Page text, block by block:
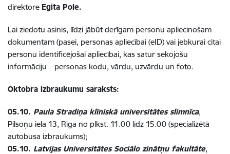
direktore Egita Pole.
Lai ziedotu asinis, līdzi jābūt derīgam personu apliecinošam
dokumentam (pasei, personas apliecībai (eID) vai jebkurai citai
personu identificējošai apliecībai, kas satur sekojošu
informāciju – personas kodu, vārdu, uzvārdu un foto.
Oktobra izbraukumu saraksts:
05.10. Paula Stradiņa klīniskā universitātes slimnīca,
Pilsoņu iela 13, Rīga no plkst. 11.00 līdz 15.00 (specializētā
autobusa izbraukums);
05.10. Latvijas Universitātes Sociālo zinātņu fakultāte,